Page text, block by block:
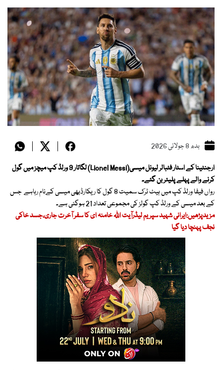
بدھ 8 جولائی 2026
ارجنٹینا کے اسٹار فٹبالر لیونل میسی(Lionel Messi) لگاتار 9 ورلڈ کپ میچز میں گول
کرنے والے پہلے پلیئر بن گئے۔
رواں فیفا ورلڈ کپ میں ہیٹ ٹرک سمیت 8 گول کا ریکارڈبھی میسی کےنام رہاہے جس
کے بعد میسی کے ورلڈ کپ گولز کی مجموعی تعداد 21 ہوگئی ہے۔
مزیدپڑھیں:ایرانی شہید سپریم لیڈرآیت اللہ خامنہ ای کا سفر آخرت جاری،جسد خاکی
نجف پہنچا دیا گیا